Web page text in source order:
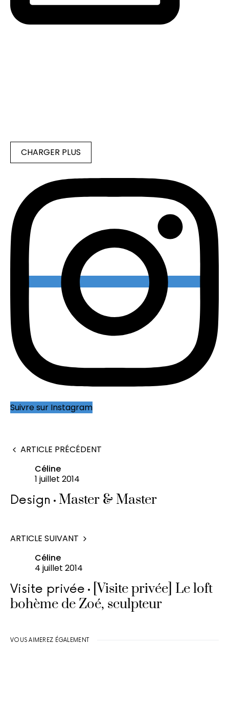
CHARGER PLUS
Suivre sur Instagram
ARTICLE PRÉCÉDENT
Céline
1 juillet 2014
Design Master & Master
ARTICLE SUIVANT
Céline
4 juillet 2014
Visite privée
[Visite privée] Le loft
bohème de Zoé, sculpteur
VOUS AIMEREZ ÉGALEMENT